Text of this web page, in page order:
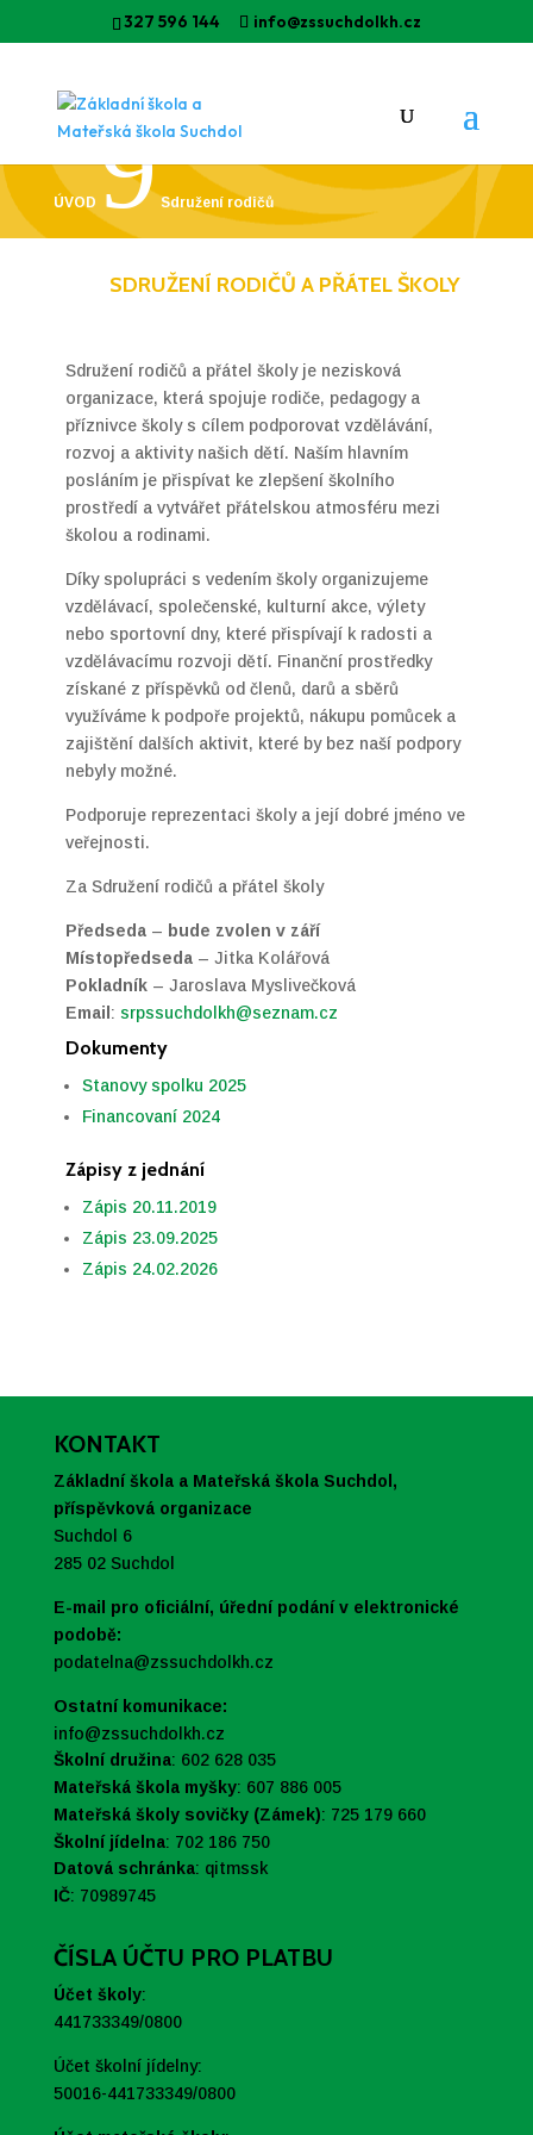
327 596 144 info@zssuchdolkh.cz
ÚVOD 9 Sdružení rodičů
SDRUŽENÍ RODIČŮ A PŘÁTEL ŠKOLY
Sdružení rodičů a přátel školy je nezisková
organizace, která spojuje rodiče, pedagogy a
příznivce školy s cílem podporovat vzdělávání,
rozvoj a aktivity našich dětí. Naším hlavním
posláním je přispívat ke zlepšení školního
prostředí a vytvářet přátelskou atmosféru mezi
školou a rodinami.
Díky spolupráci s vedením školy organizujeme
vzdělávací, společenské, kulturní akce, výlety
nebo sportovní dny, které přispívají k radosti a
vzdělávacímu rozvoji dětí. Finanční prostředky
získané z příspěvků od členů, darů a sběrů
využíváme k podpoře projektů, nákupu pomůcek a
zajištění dalších aktivit, které by bez naší podpory
nebyly možné.
Podporuje reprezentaci školy a její dobré jméno ve
veřejnosti.
Za Sdružení rodičů a přátel školy
Předseda– bude zvolen v září
Místopředseda– Jitka Kolářová
Pokladník– Jaroslava Myslivečková
Email : srpssuchdolkh@seznam.cz
Dokumenty
Stanovy spolku 2025
Financovaní 2024
Zápisy z jednání
Zápis 20.11.2019
Zápis 23.09.2025
Zápis 24.02.2026
KONTAKT
Základní škola a Mateřská škola Suchdol,
příspěvková organizace
Suchdol 6
285 02 Suchdol
E-mail pro oficiální, úřední podání v elektronické
podobě:
podatelna@zssuchdolkh.cz
Ostatní komunikace:
info@zssuchdolkh.cz
Školní družina: 602 628 035
Mateřská škola myšky: 607 886 005
Mateřská školy sovičky (Zámek): 725 179 660
Školní jídelna: 702 186 750
Datová schránka: qitmssk
IČ: 70989745
ČÍSLA ÚČTU PRO PLATBU
Účet školy:
441733349/0800
Účet školní jídelny:
50016-441733349/0800